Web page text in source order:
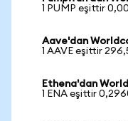
1 PUMP eşittir
Aave'dan
1 AAVE eşittir
Ethena'dan
1 ENA eşittir